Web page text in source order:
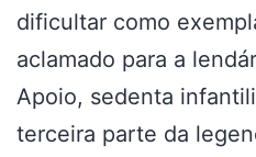
dificultar como
aclamado para a
Apoio, sedenta
terceira parte da